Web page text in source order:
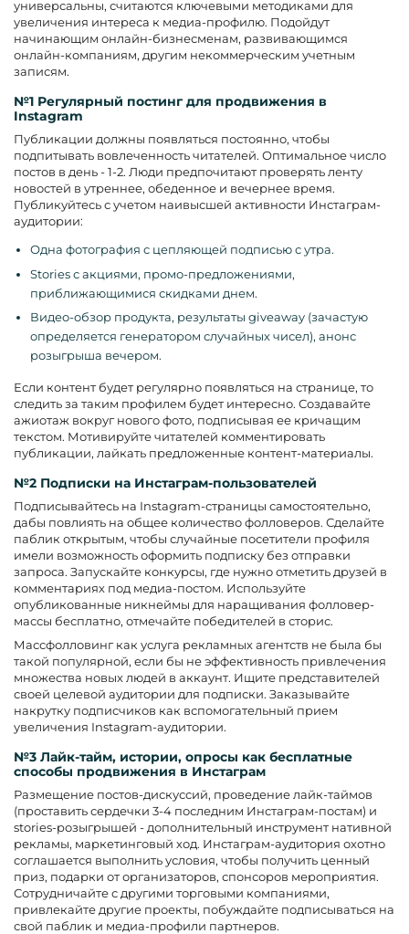
универсальны, считаются ключевыми методиками для
увеличения интереса к медиа-профилю. Подойдут
начинающим онлайн-бизнесменам, развивающимся
онлайн-компаниям, другим некоммерческим учетным
записям.
№1 Регулярный постинг для продвижения в
Instagram
Публикации должны появляться постоянно, чтобы
подпитывать вовлеченность читателей. Оптимальное число
постов в день - 1-2. Люди предпочитают проверять ленту
новостей в утреннее, обеденное и вечернее время.
Публикуйтесь с учетом наивысшей активности Инстаграм-
аудитории:
Одна фотография с цепляющей подписью с утра.
Stories с акциями, промо-предложениями,
приближающимися скидками днем.
Видео-обзор продукта, результаты giveaway (зачастую
определяется генератором случайных чисел), анонс
розыгрыша вечером.
Если контент будет регулярно появляться на странице, то
следить за таким профилем будет интересно. Создавайте
ажиотаж вокруг нового фото, подписывая ее кричащим
текстом. Мотивируйте читателей комментировать
публикации, лайкать предложенные контент-материалы.
№2 Подписки на Инстаграм-пользователей
Подписывайтесь на Instagram-страницы самостоятельно,
дабы повлиять на общее количество фолловеров. Сделайте
паблик открытым, чтобы случайные посетители профиля
имели возможность оформить подписку без отправки
запроса. Запускайте конкурсы, где нужно отметить друзей в
комментариях под медиа-постом. Используйте
опубликованные никнеймы для наращивания фолловер-
массы бесплатно, отмечайте победителей в сторис.
Массфолловинг как услуга рекламных агентств не была бы
такой популярной, если бы не эффективность привлечения
множества новых людей в аккаунт. Ищите представителей
своей целевой аудитории для подписки. Заказывайте
накрутку подписчиков как вспомогательный прием
увеличения Instagram-аудитории.
№3 Лайк-тайм, истории, опросы как бесплатные
способы продвижения в Инстаграм
Размещение постов-дискуссий, проведение лайк-таймов
(проставить сердечки 3-4 последним Инстаграм-постам) и
stories-розыгрышей - дополнительный инструмент нативной
рекламы, маркетинговый ход. Инстаграм-аудитория охотно
соглашается выполнить условия, чтобы получить ценный
приз, подарки от организаторов, спонсоров мероприятия.
Сотрудничайте с другими торговыми компаниями,
привлекайте другие проекты, побуждайте подписываться на
свой паблик и медиа-профили партнеров.